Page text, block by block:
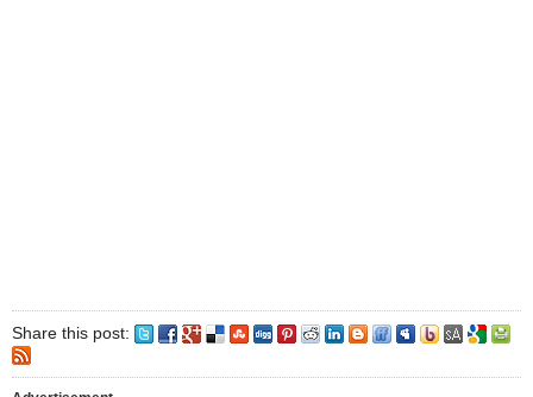
Share this post: